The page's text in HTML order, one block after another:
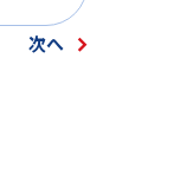
次へ